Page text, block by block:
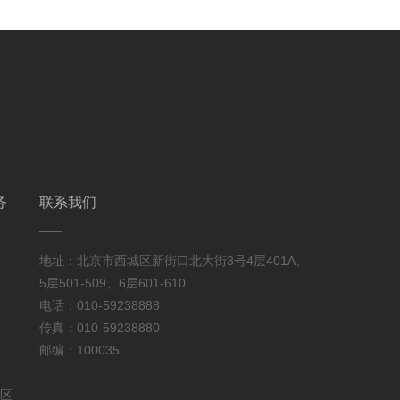
联系我们
地址：北京市西城区新街口北大街3号4层401A、
5层501-509、6层601-610
电话：010-59238888
传真：010-59238880
邮编：100035